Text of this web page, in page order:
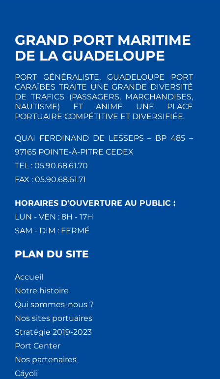
GRAND PORT MARITIME
DE LA GUADELOUPE
PORT GÉNÉRALISTE, GUADELOUPE PORT
CARAÏBES TRAITE UNE GRANDE DIVERSITÉ
DE TRAFICS (PASSAGERS, MARCHANDISES,
NAUTISME) ET ANIME UNE PLACE
PORTUAIRE COMPÉTITIVE ET DIVERSIFIÉE.
QUAI FERDINAND DE LESSEPS – BP 485 –
97165 POINTE-À-PITRE CEDEX
TEL : 05.90.68.61.70
FAX : 05.90.68.61.71
HORAIRES D'OUVERTURE AU PUBLIC :
LUN - VEN : 8H - 17H
SAM - DIM : FERMÉ
PLAN DU SITE
Accueil
Notre histoire
Qui sommes-nous ?
Nos sites portuaires
Stratégie 2019-2023
Port Center
Nos partenaires
Cáyoli